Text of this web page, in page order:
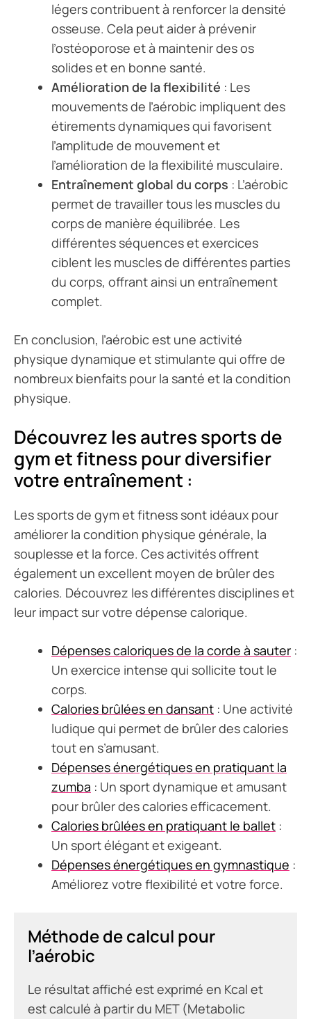
légers contribuent à renforcer la densité
osseuse. Cela peut aider à prévenir
l’ostéoporose et à maintenir des os
solides et en bonne santé.
Amélioration de la flexibilité : Les
mouvements de l’aérobic impliquent des
étirements dynamiques qui favorisent
l’amplitude de mouvement et
l’amélioration de la flexibilité musculaire.
Entraînement global du corps : L’aérobic
permet de travailler tous les muscles du
corps de manière équilibrée. Les
différentes séquences et exercices
ciblent les muscles de différentes parties
du corps, offrant ainsi un entraînement
complet.
En conclusion, l’aérobic est une activité
physique dynamique et stimulante qui offre de
nombreux bienfaits pour la santé et la condition
physique.
Découvrez les autres sports de
gym et fitness pour diversifier
votre entraînement :
Les sports de gym et fitness sont idéaux pour
améliorer la condition physique générale, la
souplesse et la force. Ces activités offrent
également un excellent moyen de brûler des
calories. Découvrez les différentes disciplines et
leur impact sur votre dépense calorique.
Dépenses caloriques de la corde à sauter :
Un exercice intense qui sollicite tout le
corps.
Calories brûlées en dansant : Une activité
ludique qui permet de brûler des calories
tout en s’amusant.
Dépenses énergétiques en pratiquant la
zumba : Un sport dynamique et amusant
pour brûler des calories efficacement.
Calories brûlées en pratiquant le ballet :
Un sport élégant et exigeant.
Dépenses énergétiques en gymnastique :
Améliorez votre flexibilité et votre force.
Méthode de calcul pour
l’aérobic
Le résultat affiché est exprimé en Kcal et
est calculé à partir du MET (Metabolic